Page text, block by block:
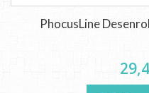
PhocusLine